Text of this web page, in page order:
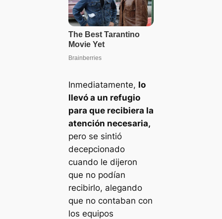
Inmediatamente, lo
llevó a un refugio
para que recibiera la
atención necesaria,
pero se sintió
decepcionado
cuando le dijeron
que no podían
recibirlo, alegando
que no contaban con
los equipos